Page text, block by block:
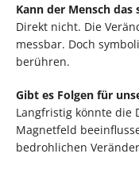
Kann der Mensch das
Direkt nicht. Die
messbar. Doch
berühren.
Gibt es Folgen für
Langfristig könnte die
Magnetfeld
bedrohlichen